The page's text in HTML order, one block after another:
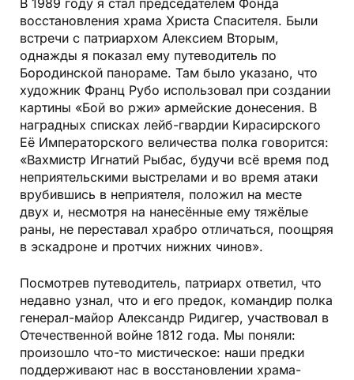
В 1989 году я стал председателем Фонда
восстановления храма Христа Спасителя. Были
встречи с патриархом Алексием Вторым,
однажды я показал ему путеводитель по
Бородинской панораме. Там было указано, что
художник Франц Рубо использовал при создании
картины «Бой во ржи» армейские донесения. В
наградных списках лейб-гвардии Кирасирского
Её Императорского величества полка говорится:
«Вахмистр Игнатий Рыбас, будучи всё время под
неприятельскими выстрелами и во время атаки
врубившись в неприятеля, положил на месте
двух и, несмотря на нанесённые ему тяжёлые
раны, не переставал храбро отличаться, поощряя
в эскадроне и протчих нижних чинов».
Посмотрев путеводитель, патриарх ответил, что
недавно узнал, что и его предок, командир полка
генерал-майор Александр Ридигер, участвовал в
Отечественной войне 1812 года. Мы поняли:
произошло что-то мистическое: наши предки
поддерживают нас в восстановлении храма-